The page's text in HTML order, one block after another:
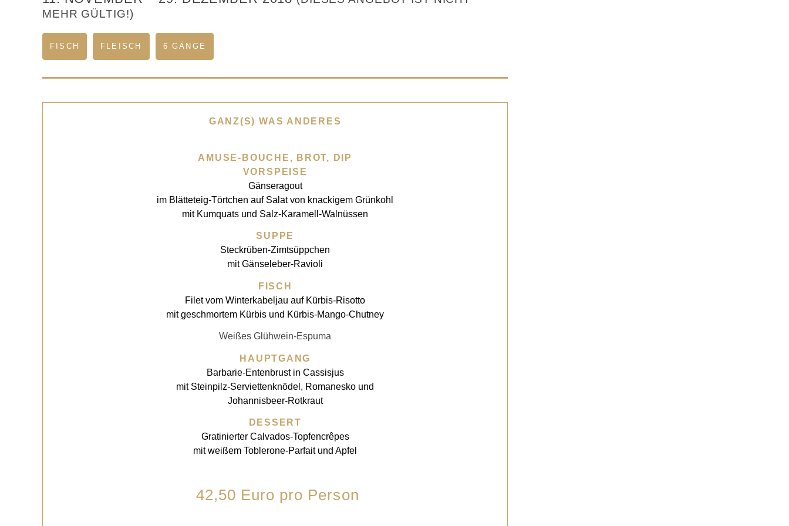
MEHR GÜLTIG!)
FISCH FLEISCH 6 GÄNGE
GANZ(S) WAS ANDERES
AMUSE-BOUCHE, BROT, DIP
VORSPEISE
Gänseragout
im Blätteteig-Törtchen auf Salat von knackigem Grünkohl
mit Kumquats und Salz-Karamell-Walnüssen
SUPPE
Steckrüben-Zimtsüppchen
mit Gänseleber-Ravioli
FISCH
Filet vom Winterkabeljau auf Kürbis-Risotto
mit geschmortem Kürbis und Kürbis-Mango-Chutney
Weißes Glühwein-Espuma
HAUPTGANG
Barbarie-Entenbrust in Cassisjus
mit Steinpilz-Serviettenknödel, Romanesko und
Johannisbeer-Rotkraut
DESSERT
Gratinierter Calvados-Topfencrêpes
mit weißem Toblerone-Parfait und Apfel
42,50 Euro pro Person